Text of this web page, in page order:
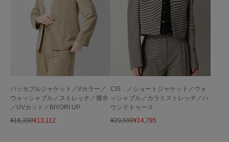
パッカブルジャケット／Vカラー／
ウォッシャブル／ストレッチ／撥水
／UVカット／BIYORI UP
¥16,390¥13,112
CIS．／ショートジャケット／ウォ
ッシャブル／カラミストレッチ／ハ
ウンドトゥース
¥29,590¥14,795